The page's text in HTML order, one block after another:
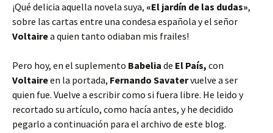
¡Qué delicia aquella novela suya, «El jardín de las dudas»,
sobre las cartas entre una condesa española y el señor
Voltairea quien tanto odiaban mis frailes!
Pero hoy, en el suplemento Babelia de El País, con
Voltaireen la portada, Fernando Savatervuelve a ser
quien fue. Vuelve a escribir como si fuera libre. He leido y
recortado su artículo, como hacía antes, y he decidido
pegarlo a continuación para el archivo de este blog.